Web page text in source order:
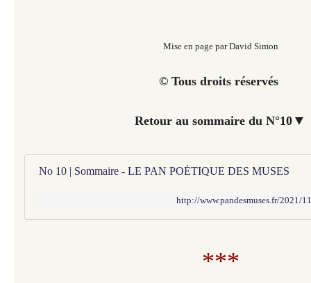
Mise en page par David Simon
© Tous droits réservés
Retour au sommaire du N°10 ▼
No 10 | Sommaire - LE PAN POÉTIQUE DES MUSES
http://www.pandesmuses.fr/2021/
***